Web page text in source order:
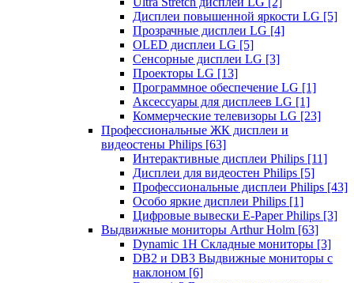
Дисплеи повышенной яркости LG [5]
Прозрачные дисплеи LG [4]
OLED дисплеи LG [5]
Сенсорные дисплеи LG [3]
Проекторы LG [13]
Программное обеспечение LG [1]
Аксессуары для дисплеев LG [1]
Коммерческие телевизоры LG [23]
Профессиональные ЖК дисплеи и
видеостены Philips [63]
Интерактивные дисплеи Philips [11]
Дисплеи для видеостен Philips [5]
Профессиональные дисплеи Philips [43]
Особо яркие дисплеи Philips [1]
Цифровые вывески E-Paper Philips [3]
Выдвижные мониторы Arthur Holm [63]
Dynamic 1Н Складные мониторы [3]
DB2 и DB3 Выдвижные мониторы с
наклоном [6]